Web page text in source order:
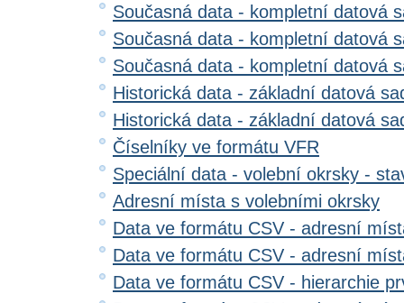
Současná data - kompletní datová
Současná data - kompletní datová
Současná data - kompletní datová
Historická data - základní datová
Historická data - základní datová
Číselníky ve formátu VFR
Speciální data - volební okrsky -
Adresní místa s volebními okrsky
Data ve formátu CSV - adresní
Data ve formátu CSV - adresní
Data ve formátu CSV - hierarchie